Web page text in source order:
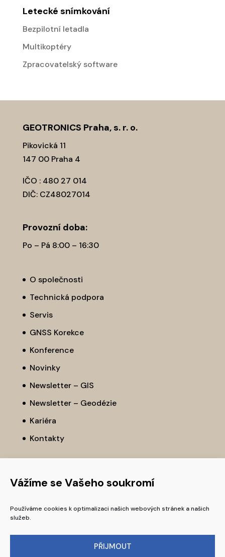
Vážíme se Vašeho soukromí
Používáme cookies k optimalizaci našich webových stránek a našich
služeb.
PŘIJMOUT
Letecké snímkování
Bezpilotní letadla
Multikoptéry
Zpracovatelský software
GEOTRONICS Praha, s. r. o.
Pikovická 11
147 00 Praha 4
IČO : 480 27 014
DIČ: CZ48027014
Provozní­ doba:
Po – Pá 8:00 – 16:30
O společnosti
Technická podpora
Servis
GNSS Korekce
Konference
Novinky
Newsletter – GIS
Newsletter – Geodézie
Kariéra
Kontakty